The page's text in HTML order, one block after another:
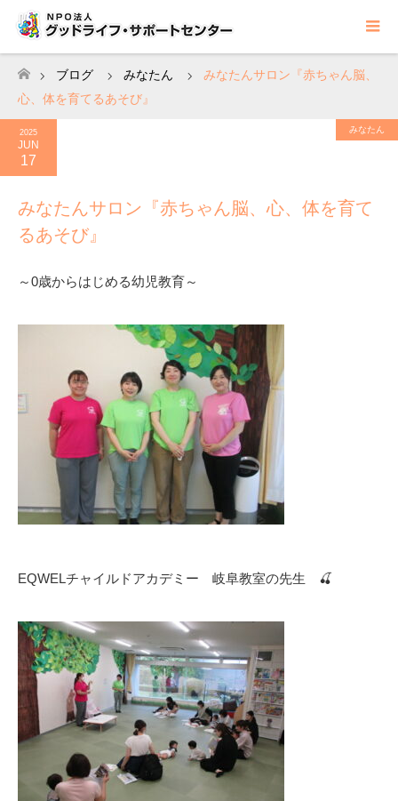
ホーム
ブログ みなたん
みなたんサロン『赤ちゃん脳、
心、体を育てるあそび』
2025
JUN
17
みなたん
みなたんサロン『赤ちゃん脳、心、体を育て
るあそび』
～0歳からはじめる幼児教育～
EQWELチャイルドアカデミー 岐阜教室の先生 🍒